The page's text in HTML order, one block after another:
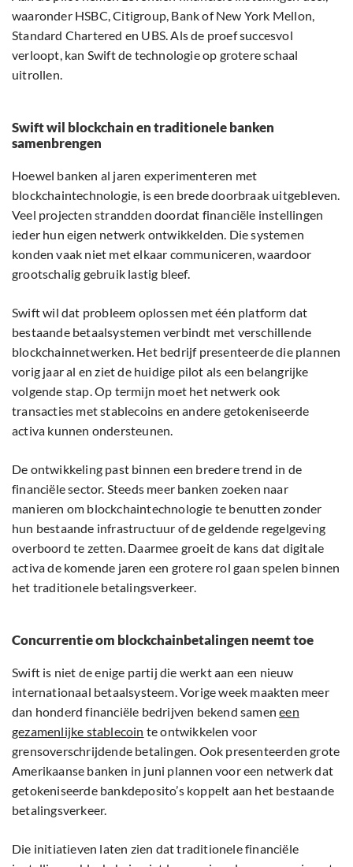
waaronder HSBC, Citigroup, Bank of New York Mellon,
Standard Chartered en UBS. Als de proef succesvol
verloopt, kan Swift de technologie op grotere schaal
uitrollen.
Swift wil blockchain en traditionele banken
samenbrengen
Hoewel banken al jaren experimenteren met
blockchaintechnologie, is een brede doorbraak uitgebleven.
Veel projecten strandden doordat financiële instellingen
ieder hun eigen netwerk ontwikkelden. Die systemen
konden vaak niet met elkaar communiceren, waardoor
grootschalig gebruik lastig bleef.
Swift wil dat probleem oplossen met één platform dat
bestaande betaalsystemen verbindt met verschillende
blockchainnetwerken. Het bedrijf presenteerde die plannen
vorig jaar al en ziet de huidige pilot als een belangrijke
volgende stap. Op termijn moet het netwerk ook
transacties met stablecoins en andere getokeniseerde
activa kunnen ondersteunen.
De ontwikkeling past binnen een bredere trend in de
financiële sector. Steeds meer banken zoeken naar
manieren om blockchaintechnologie te benutten zonder
hun bestaande infrastructuur of de geldende regelgeving
overboord te zetten. Daarmee groeit de kans dat digitale
activa de komende jaren een grotere rol gaan spelen binnen
het traditionele betalingsverkeer.
Concurrentie om blockchainbetalingen neemt toe
Swift is niet de enige partij die werkt aan een nieuw
internationaal betaalsysteem. Vorige week maakten meer
dan honderd financiële bedrijven bekend sameneen
gezamenlijke stablecoin te ontwikkelen voor
grensoverschrijdende betalingen. Ook presenteerden grote
Amerikaanse banken in juni plannen voor een netwerk dat
getokeniseerde bankdeposito’s koppelt aan het bestaande
betalingsverkeer.
Die initiatieven laten zien dat traditionele financiële